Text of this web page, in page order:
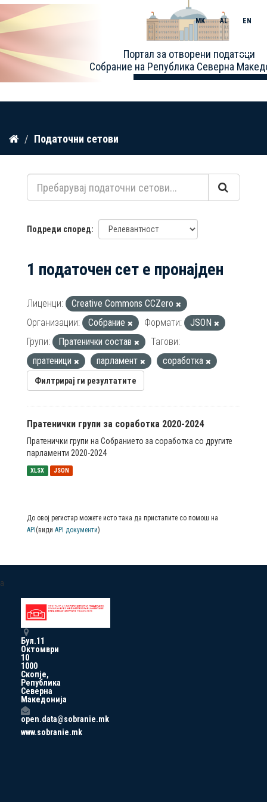
Прескокнете
содржина
Портал за отворени податоци
Собрание на Република Северна
MK AL EN
Toggle
Податочни сетови
Подреди според
1 податочен сет е пронајден
Лиценци:
Creative Commons CCZero
Организации:
Собрание Формати:
JSON
Групи:
Пратенички состав
Тагови:
пратеници
парламент соработка
Филтрирај ги резултатите
Пратенички групи за соработка 2020-2024
Пратенички групи на Собранието за соработка со другите
парламенти 2020-2024
XLSX JSON
До овој регистар можете исто така да пристапите со помош на
API (види API документи)
a
Бул.11
Октомври
10
1000
Скопје,
Република
Северна
Македонија
open.data@sobranie.mk
www.sobranie.mk